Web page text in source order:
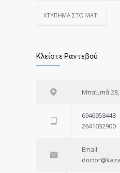
ΧΤΎΠΗΜΑ ΣΤΟ ΜΆΤΙ
Κλείστε Ραντεβού
Μπαϊμπά 28,
6946958448
2641032900
Email